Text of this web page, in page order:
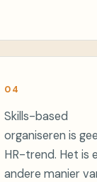
04
Skills-based
organiseren is
HR-trend. Het is
andere manier